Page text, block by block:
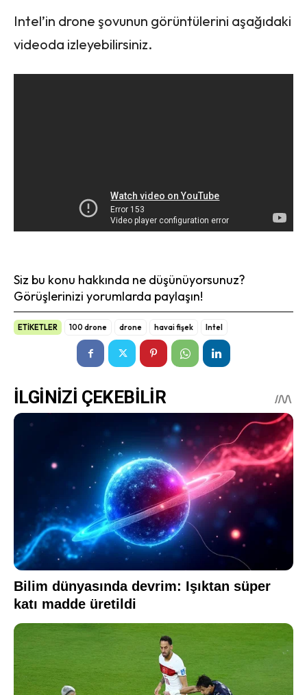
Intel’in drone şovunun görüntülerini aşağıdaki
videoda izleyebilirsiniz.
Siz bu konu hakkında ne düşünüyorsunuz?
Görüşlerinizi yorumlarda paylaşın!
ETİKETLER 100 drone drone havai fişek Intel